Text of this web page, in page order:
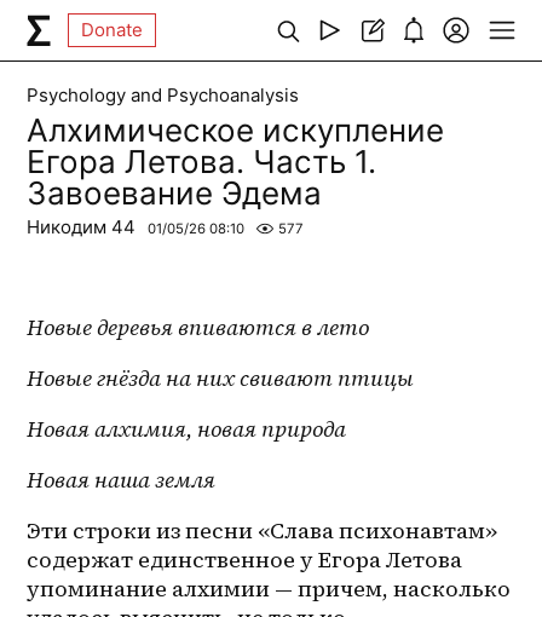
Donate
Psychology and Psychoanalysis
Алхимическое искупление
Егора Летова. Часть 1.
Завоевание Эдема
Никодим 44 01/05/26 08:10 577
Новые деревья впиваются в лето
Новые гнёзда на них свивают птицы
Новая алхимия, новая природа
Новая наша земля
Эти строки из песни «Слава психонавтам»
содержат единственное у Егора Летова
упоминание алхимии — причем, насколько